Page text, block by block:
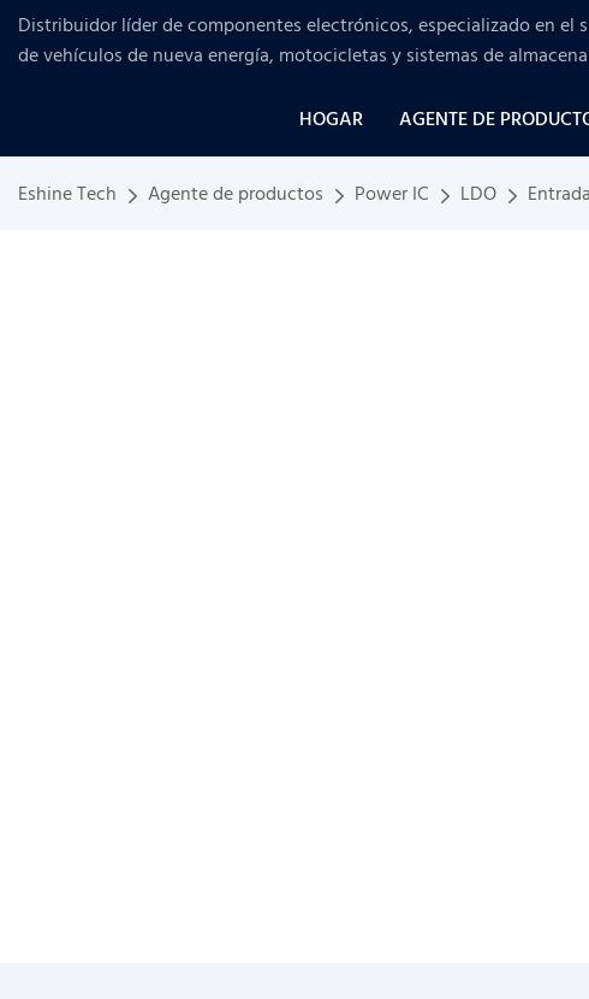
Distribuidor líder de componentes electrónicos, especializado en el
de vehículos de nueva energía, motocicletas y sistemas de
HOGAR AGENTE DE
Eshine Tech Agente de productos Power IC LDO